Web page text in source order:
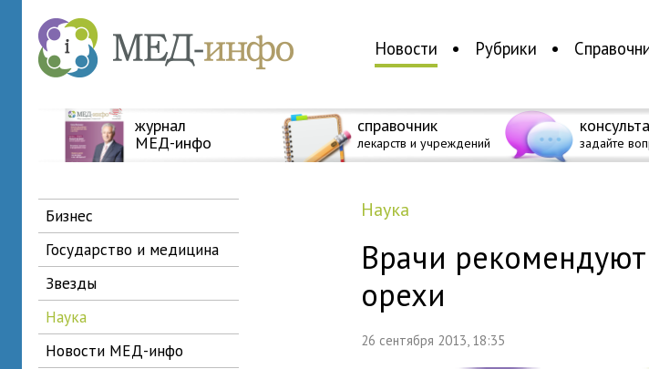
Новости Рубрики
журнал
МЕД-инфо
справочник
лекарств и учреждений задайте
бизнес
государство и медицина
звезды
наука
новости МЕД-инфо
наука
Врачи рекомендуют
орехи
26 сентября 2013, 18:35